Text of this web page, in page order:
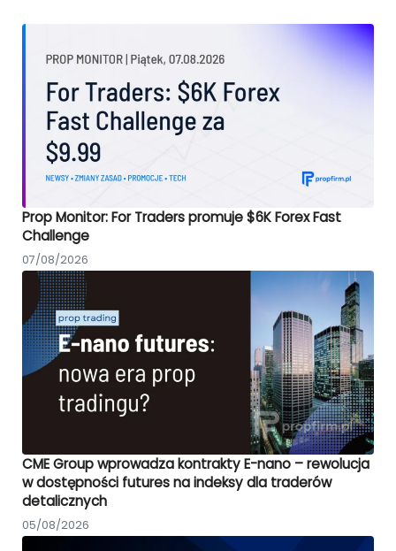
Prop Monitor: For Traders promuje $6K Forex Fast
Challenge
07/08/2026
CME Group wprowadza kontrakty E-nano – rewolucja
w dostępności futures na indeksy dla traderów
detalicznych
05/08/2026